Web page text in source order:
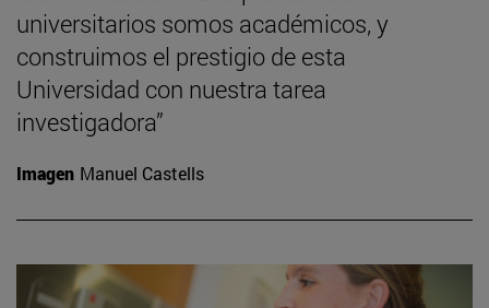
universitarios somos académicos, y
construimos el prestigio de esta
Universidad con nuestra tarea
investigadora”
Imagen Manuel Castells